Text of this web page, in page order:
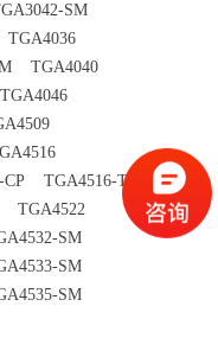
SM
TGA4040
TGA4516-TS
TGA4522
SM
SM
SM